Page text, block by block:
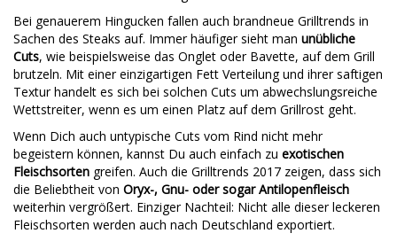
Bei genauerem Hingucken fallen auch brandneue Grilltrends in
Sachen des Steaks auf. Immer häufiger sieht man unübliche
Cuts, wie beispielsweise das Onglet oder Bavette, auf dem Grill
brutzeln. Mit einer einzigartigen Fett Verteilung und ihrer saftigen
Textur handelt es sich bei solchen Cuts um abwechslungsreiche
Wettstreiter, wenn es um einen Platz auf dem Grillrost geht.
Wenn Dich auch untypische Cuts vom Rind nicht mehr
begeistern können, kannst Du auch einfach zu exotischen
Fleischsorten greifen. Auch die Grilltrends 2017 zeigen, dass sich
die Beliebtheit von Oryx-, Gnu- oder sogar Antilopenfleisch
weiterhin vergrößert. Einziger Nachteil: Nicht alle dieser leckeren
Fleischsorten werden auch nach Deutschland exportiert.